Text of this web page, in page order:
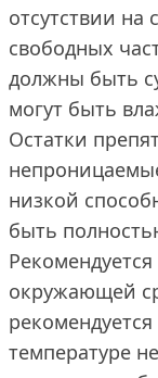
отсутствии на
свободных
должны быть
могут быть
Остатки
низкой
быть
окружающей
температуре